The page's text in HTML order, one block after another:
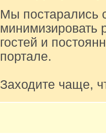
Мы постарались
минимизировать
гостей и
портале.
Заходите чаще,